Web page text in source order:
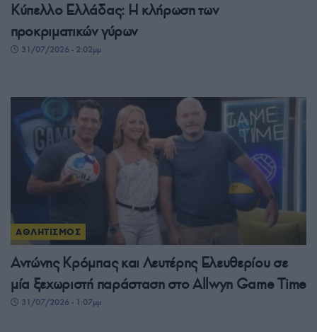
Κύπελλο Ελλάδας: Η κλήρωση των
προκριματικών γύρων
31/07/2026 - 2:02μμ
ΑΘΛΗΤΙΣΜΟΣ
Αντώνης Κρόμπας και Λευτέρης Ελευθερίου σε
μία ξεχωριστή παράσταση στο Allwyn Game Time
31/07/2026 - 1:07μμ